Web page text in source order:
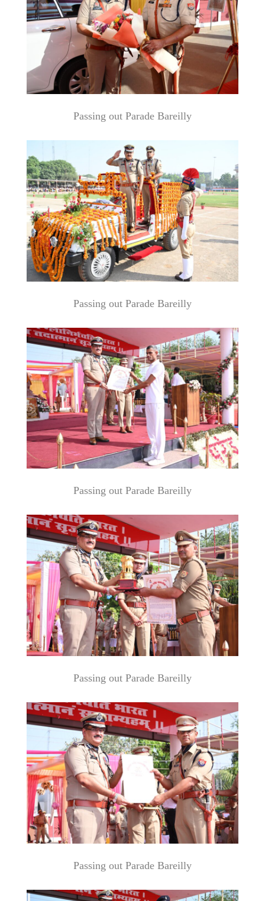
Passing out Parade Bareilly
Passing out Parade Bareilly
Passing out Parade Bareilly
Passing out Parade Bareilly
Passing out Parade Bareilly